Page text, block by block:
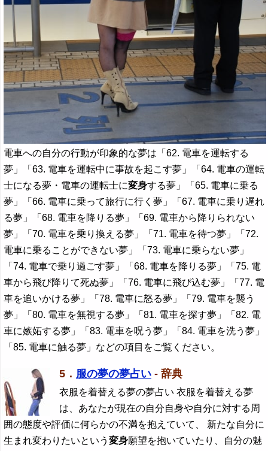
電車への自分の行動が印象的な夢は「62. 電車を運転する
夢」「63. 電車を運転中に事故を起こす夢」「64. 電車の運転
士になる夢・電車の運転士に変身する夢」「65. 電車に乗る
夢」「66. 電車に乗って旅行に行く夢」「67. 電車に乗り遅れ
る夢」「68. 電車を降りる夢」「69. 電車から降りられない
夢」「70. 電車を乗り換える夢」「71. 電車を待つ夢」「72.
電車に乗ることができない夢」「73. 電車に乗らない夢」
「74. 電車で乗り過ごす夢」「68. 電車を降りる夢」「75. 電
車から飛び降りて死ぬ夢」「76. 電車に飛び込む夢」「77. 電
車を追いかける夢」「78. 電車に怒る夢」「79. 電車を襲う
夢」「80. 電車を無視する夢」「81. 電車を探す夢」「82. 電
車に嫉妬する夢」「83. 電車を呪う夢」「84. 電車を洗う夢」
「85. 電車に触る夢」などの項目をご覧ください。
5． 服の夢の夢占い - 辞典
衣服を着替える夢の夢占い 衣服を着替える夢
は、あなたが現在の自分自身や自分に対する周
囲の態度や評価に何らかの不満を抱えていて、 新たな自分に
生まれ変わりたいという変身願望を抱いていたり、自分の魅